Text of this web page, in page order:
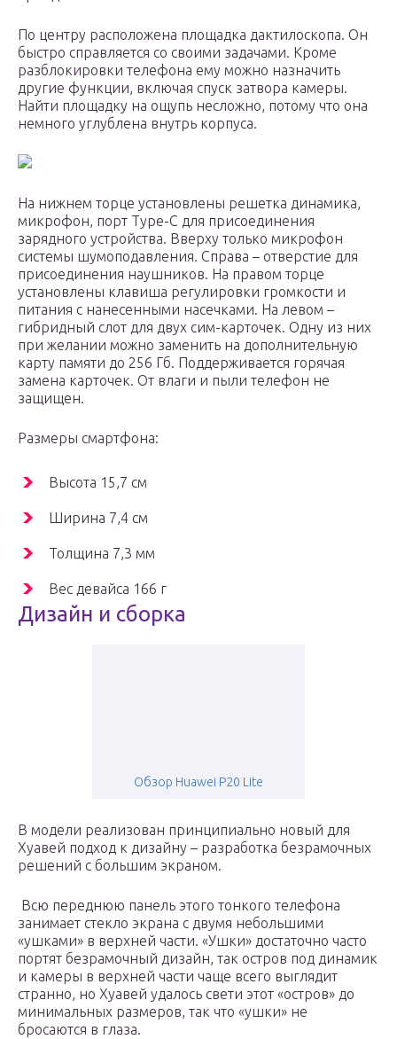
По центру расположена площадка дактилоскопа. Он
быстро справляется со своими задачами. Кроме
разблокировки телефона ему можно назначить
другие функции, включая спуск затвора камеры.
Найти площадку на ощупь несложно, потому что она
немного углублена внутрь корпуса.
На нижнем торце установлены решетка динамика,
микрофон, порт Type-C для присоединения
зарядного устройства. Вверху только микрофон
системы шумоподавления. Справа – отверстие для
присоединения наушников. На правом торце
установлены клавиша регулировки громкости и
питания с нанесенными насечками. На левом –
гибридный слот для двух сим-карточек. Одну из них
при желании можно заменить на дополнительную
карту памяти до 256 Гб. Поддерживается горячая
замена карточек. От влаги и пыли телефон не
защищен.
Размеры смартфона:
Высота 15,7 см
Ширина 7,4 см
Толщина 7,3 мм
Вес девайса 166 г
Дизайн и сборка
Обзор Huawei P20 Lite
В модели реализован принципиально новый для
Хуавей подход к дизайну – разработка безрамочных
решений с большим экраном.
Всю переднюю панель этого тонкого телефона
занимает стекло экрана с двумя небольшими
«ушками» в верхней части. «Ушки» достаточно часто
портят безрамочный дизайн, так остров под динамик
и камеры в верхней части чаще всего выглядит
странно, но Хуавей удалось свети этот «остров» до
минимальных размеров, так что «ушки» не
бросаются в глаза.